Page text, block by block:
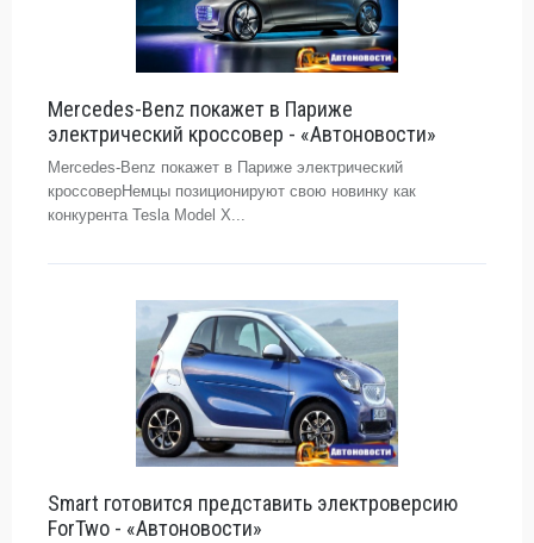
Mercedes-Benz покажет в Париже
электрический кроссовер - «Автоновости»
Mercedes-Benz покажет в Париже электрический
кроссоверНемцы позиционируют свою новинку как
конкурента Tesla Model Х...
Smart готовится представить электроверсию
ForTwo - «Автоновости»